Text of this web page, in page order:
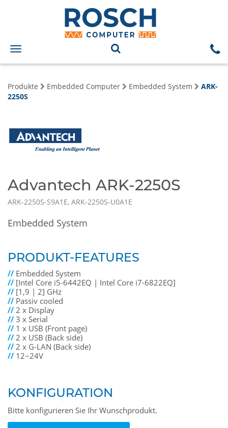
Toggle
navigation
Produkte Embedded Computer Embedded System
ARK-
2250S
Advantech ARK-2250S
ARK-2250S-S9A1E, ARK-2250S-U0A1E
Embedded System
PRODUKT-FEATURES
// Embedded System
// [Intel Core i5-6442EQ | Intel Core i7-6822EQ]
// [1,9 | 2] GHz
// Passiv cooled
//2 x Display
//3 x Serial
// 1 x USB (Front page)
//2 x USB (Back side)
//2 x G-LAN (Back side)
// 12~24V
KONFIGURATION
Bitte konfigurieren Sie Ihr Wunschprodukt.